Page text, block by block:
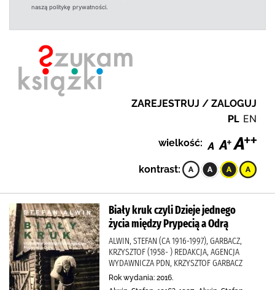
naszą politykę prywatności.
ZAREJESTRUJ / ZALOGUJ
PL EN
wielkość:
kontrast:
Biały kruk czyli Dzieje jednego
życia między Prypecią a Odrą
ALWIN, STEFAN (CA 1916-1997), GARBACZ,
KRZYSZTOF (1958- ) REDAKCJA, AGENCJA
WYDAWNICZA PDN, KRZYSZTOF GARBACZ
Rok wydania: 2016.